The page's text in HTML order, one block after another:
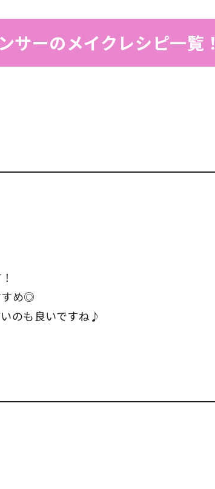
サーのメイクレシピ一覧！
すめ◎
のも良いですね♪